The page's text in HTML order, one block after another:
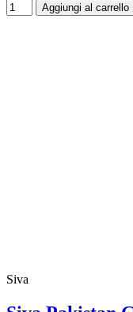
Aggiungi al carrello
Siva